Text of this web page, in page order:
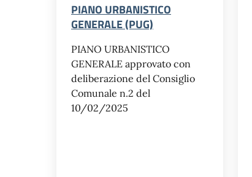
PIANO URBANISTICO
GENERALE (PUG)
PIANO URBANISTICO
GENERALE approvato con
deliberazione del Consiglio
Comunale n.2 del
10/02/2025